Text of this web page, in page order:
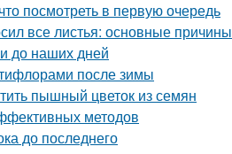
посмотреть в первую очередь
все листья: основные причины
до наших дней
после зимы
пышный цветок из семян
методов
до последнего